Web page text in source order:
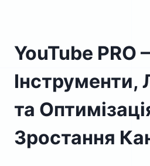
YouTube PRO
Інструменти,
та
Зростання